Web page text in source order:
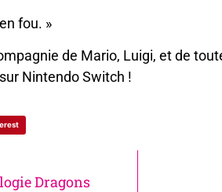
fou. »
de Mario, Luigi, et de
Nintendo Switch !
Dragons